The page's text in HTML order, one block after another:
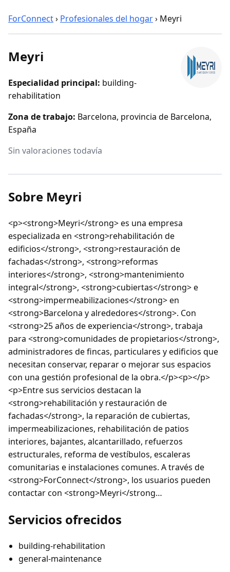
ForConnect› Profesionales del hogar› Meyri
Meyri
Especialidad principal: building-
rehabilitation
Zona de trabajo: Barcelona, provincia de Barcelona,
España
Sin valoraciones todavía
Sobre Meyri
<p><strong>Meyri</strong> es una empresa
especializada en <strong>rehabilitación de
edificios</strong>, <strong>restauración de
fachadas</strong>, <strong>reformas
interiores</strong>, <strong>mantenimiento
integral</strong>, <strong>cubiertas</strong> e
<strong>impermeabilizaciones</strong> en
<strong>Barcelona y alrededores</strong>. Con
<strong>25 años de experiencia</strong>, trabaja
para <strong>comunidades de propietarios</strong>,
administradores de fincas, particulares y edificios que
necesitan conservar, reparar o mejorar sus espacios
con una gestión profesional de la obra.</p><p></p>
<p>Entre sus servicios destacan la
<strong>rehabilitación y restauración de
fachadas</strong>, la reparación de cubiertas,
impermeabilizaciones, rehabilitación de patios
interiores, bajantes, alcantarillado, refuerzos
estructurales, reforma de vestíbulos, escaleras
comunitarias e instalaciones comunes. A través de
<strong>ForConnect</strong>, los usuarios pueden
contactar con <strong>Meyri</strong…
Servicios ofrecidos
building-rehabilitation
general-maintenance